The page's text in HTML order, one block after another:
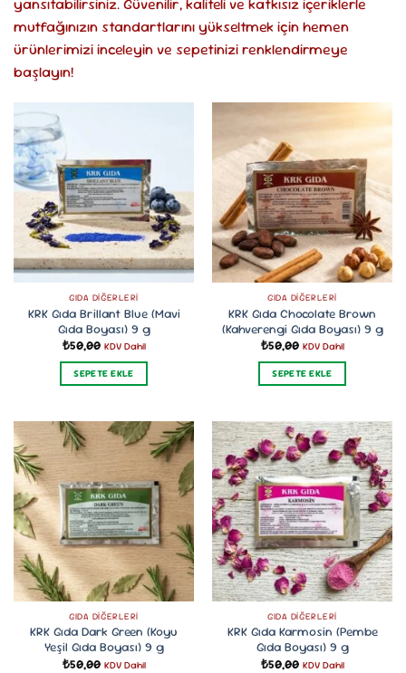
yansıtabilirsiniz. Güvenilir, kaliteli ve katkısız içeriklerle
mutfağınızın standartlarını yükseltmek için hemen
ürünlerimizi inceleyin ve sepetinizi renklendirmeye
başlayın!
GIDA DIĞERLERI
KRK Gıda Brillant Blue (Mavi
Gıda Boyası) 9 g
₺50,00 KDV Dahil
SEPETE EKLE
GIDA DIĞERLERI
KRK Gıda Chocolate Brown
(Kahverengi Gıda Boyası) 9 g
₺50,00 KDV Dahil
SEPETE EKLE
GIDA DIĞERLERI
KRK Gıda Dark Green (Koyu
Yeşil Gıda Boyası) 9 g
₺50,00 KDV Dahil
GIDA DIĞERLERI
KRK Gıda Karmosin (Pembe
Gıda Boyası) 9 g
₺50,00 KDV Dahil